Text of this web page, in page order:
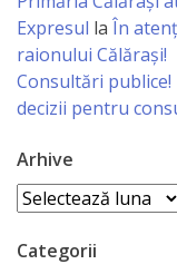
Activitatea
primăriei
Instituții
IET
Lăstărel
Expresul la În
raionului Călărași!
Consultări
decizii pentru
Arhive
Arhive
Categorii